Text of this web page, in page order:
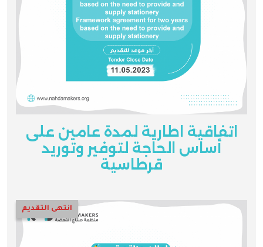
اتفاقية اطارية لمدة عامين على
أساس الحاجة لتوفير وتوريد
قرطاسية
انتهى التقديم